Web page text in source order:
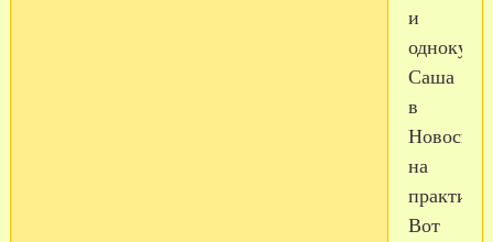
и
Саша
в
Новосибе
на
практике.
Вот